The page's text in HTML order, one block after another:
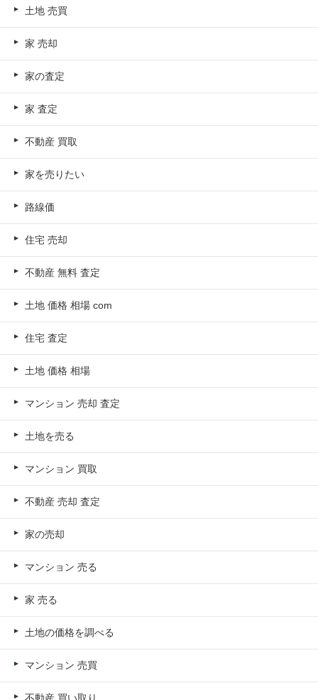
土地 売買
家 売却
家の査定
家 査定
不動産 買取
家を売りたい
路線価
住宅 売却
不動産 無料 査定
土地 価格 相場 com
住宅 査定
土地 価格 相場
マンション 売却 査定
土地を売る
マンション 買取
不動産 売却 査定
家の売却
マンション 売る
家 売る
土地の価格を調べる
マンション 売買